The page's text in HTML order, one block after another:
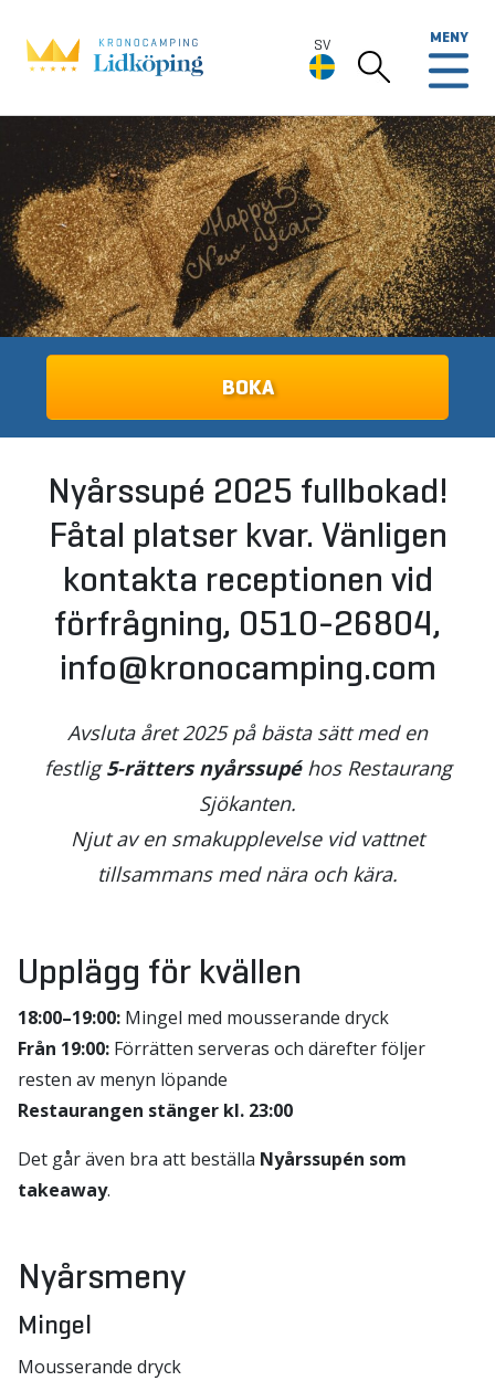
SV
SV
Deutsch
English
MENY
BOKA
Nyårssupé 2025 fullbokad!
Fåtal platser kvar. Vänligen
kontakta receptionen vid
förfrågning, 0510-26804,
info@kronocamping.com
Avsluta året 2025 på bästa sätt med en
festlig5-rätters nyårssupéhos Restaurang
Sjökanten.
Njut av en smakupplevelse vid vattnet
tillsammans med nära och kära.
Upplägg för kvällen
18:00–19:00: Mingel med mousserande dryck
Från 19:00: Förrätten serveras och därefter följer
resten av menyn löpande
Restaurangen stänger kl. 23:00
Det går även bra att beställa Nyårssupén som
takeaway.
Nyårsmeny
Mingel
Mousserande dryck